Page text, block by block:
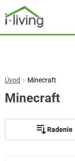
Úvod Minecraft
Minecraft
Radenie